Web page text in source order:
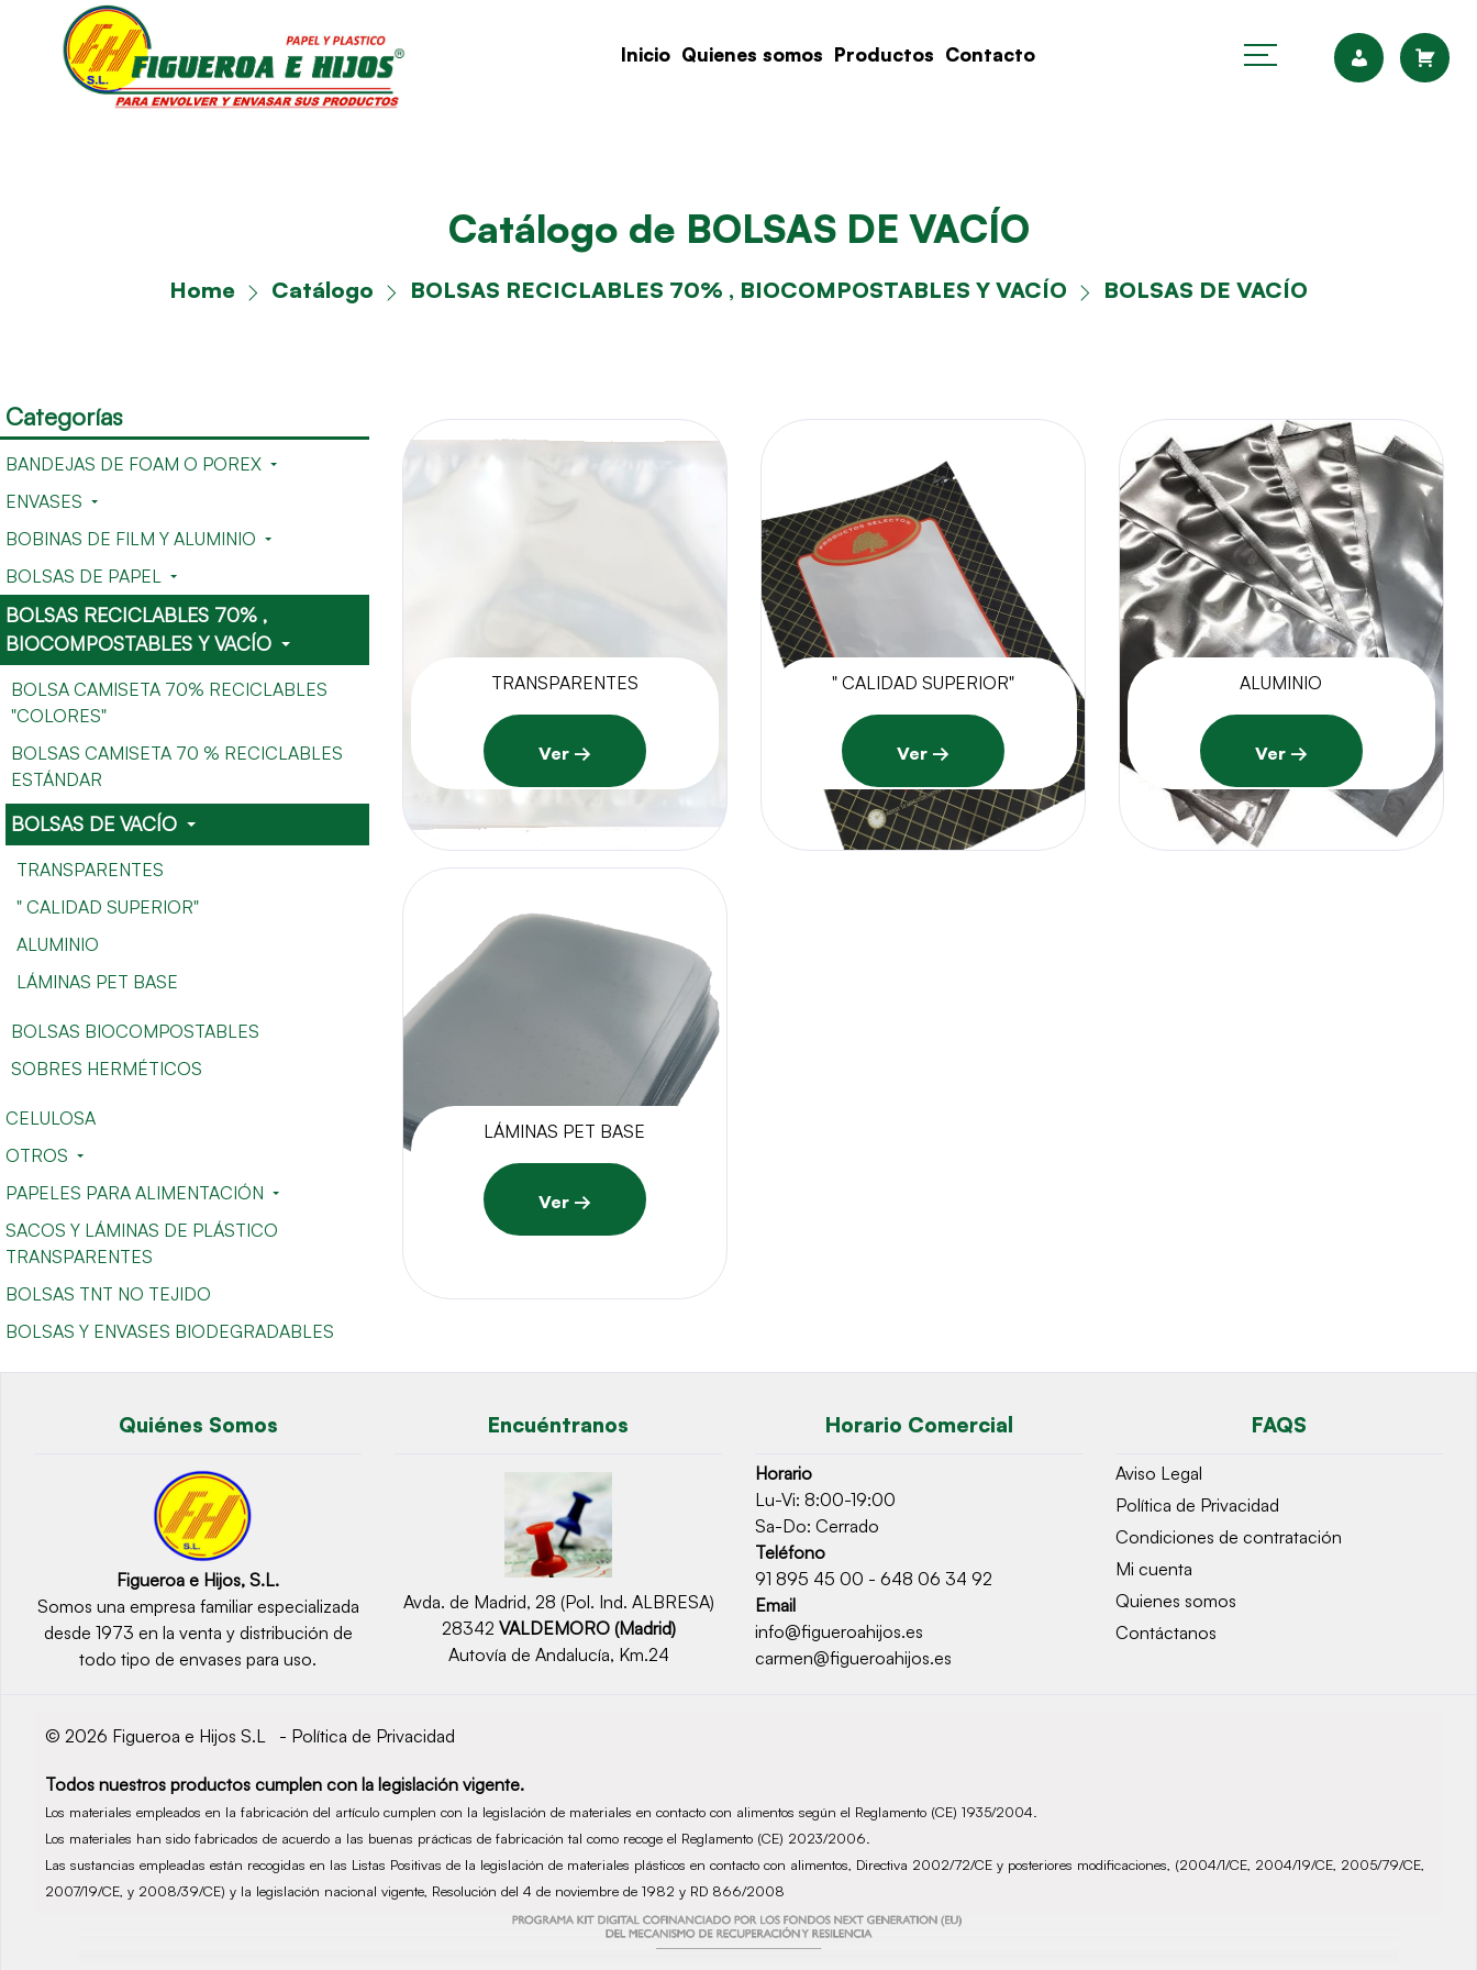
Inicio Quienes somos Productos Contacto
Catálogo de BOLSAS DE VACÍO
Home Catálogo BOLSAS RECICLABLES 70% , BIOCOMPOSTABLES Y VACÍO BOLSAS DE VACÍO
Categorías
BANDEJAS DE FOAM O POREX
ENVASES
BOBINAS DE FILM Y ALUMINIO
BOLSAS DE PAPEL
BOLSAS RECICLABLES 70% ,
BIOCOMPOSTABLES Y VACÍO
BOLSA CAMISETA 70% RECICLABLES
"COLORES"
BOLSAS CAMISETA 70 % RECICLABLES
ESTÁNDAR
BOLSAS DE VACÍO
TRANSPARENTES
" CALIDAD SUPERIOR"
ALUMINIO
LÁMINAS PET BASE
BOLSAS BIOCOMPOSTABLES
SOBRES HERMÉTICOS
CELULOSA
OTROS
PAPELES PARA ALIMENTACIÓN
SACOS Y LÁMINAS DE PLÁSTICO
TRANSPARENTES
BOLSAS TNT NO TEJIDO
BOLSAS Y ENVASES BIODEGRADABLES
TRANSPARENTES
Ver →
" CALIDAD SUPERIOR"
Ver →
ALUMINIO
Ver →
LÁMINAS PET BASE
Ver →
Quiénes Somos
Figueroa e Hijos, S.L.
Somos una empresa familiar especializada
desde 1973 en la venta y distribución de
todo tipo de envases para uso.
Encuéntranos
Avda. de Madrid, 28 (Pol. Ind. ALBRESA)
28342 VALDEMORO (Madrid)
Autovía de Andalucía, Km.24
Horario Comercial
Horario
Lu-Vi: 8:00-19:00
Sa-Do: Cerrado
Teléfono
91 895 45 00 - 648 06 34 92
Email
info@figueroahijos.es
carmen@figueroahijos.es
FAQS
Aviso Legal
Política de Privacidad
Condiciones de contratación
Mi cuenta
Quienes somos
Contáctanos
© 2026 Figueroa e Hijos S.L - Política de Privacidad
Todos nuestros productos cumplen con la legislación vigente.
Los materiales empleados en la fabricación del artículo cumplen con la legislación de materiales en contacto con alimentos según el Reglamento (CE) 1935/2004.
Los materiales han sido fabricados de acuerdo a las buenas prácticas de fabricación tal como recoge el Reglamento (CE) 2023/2006.
Las sustancias empleadas están recogidas en las Listas Positivas de la legislación de materiales plásticos en contacto con alimentos, Directiva 2002/72/CE y posteriores modificaciones, (2004/1/CE, 2004/19/CE, 2005/79/CE,
2007/19/CE, y 2008/39/CE) y la legislación nacional vigente, Resolución del 4 de noviembre de 1982 y RD 866/2008